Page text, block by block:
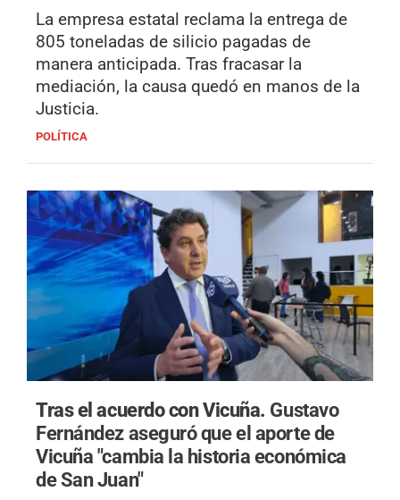
La empresa estatal reclama la entrega de
805 toneladas de silicio pagadas de
manera anticipada. Tras fracasar la
mediación, la causa quedó en manos de la
Justicia.
POLÍTICA
Tras el acuerdo con Vicuña. Gustavo
Fernández aseguró que el aporte de
Vicuña "cambia la historia económica
de San Juan"